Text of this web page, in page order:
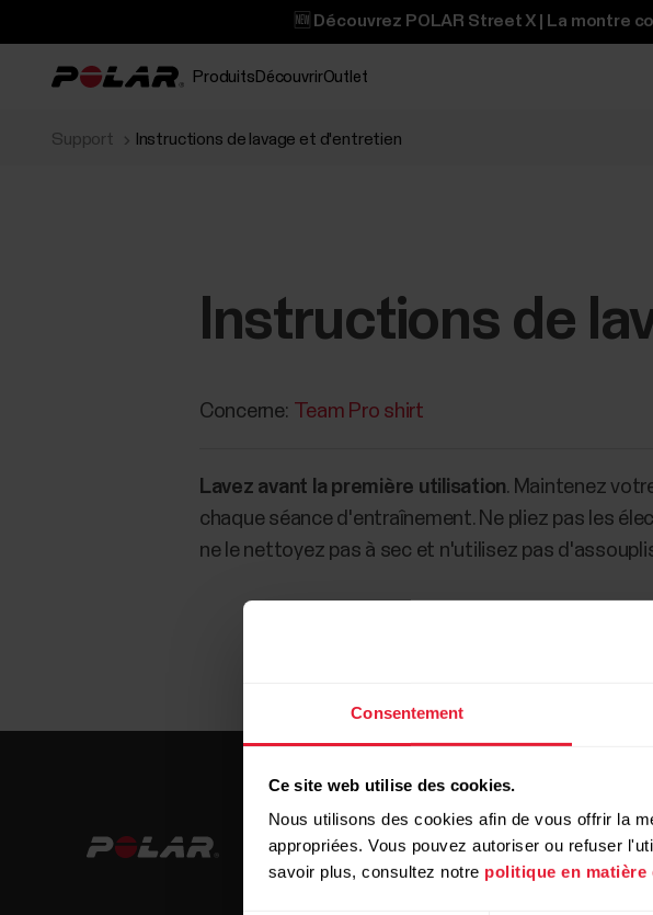
Consentement
Ce site web utilise des cookies.
Nous utilisons des cookies afin de vous offrir la
appropriées. Vous pouvez autoriser ou refuser
savoir plus, consultez notre politique en matière
🆕 Découvrez POLAR Street X | La montre
Produits DécouvrirOutlet
Support Instructions de lavage et d'entretien
Instructions de
Concerne: Team Pro shirt
Lavez avant la première utilisation. Maintenez
chaque séance d'entraînement. Ne pliez pas les
ne le nettoyez pas à sec et n'utilisez pas